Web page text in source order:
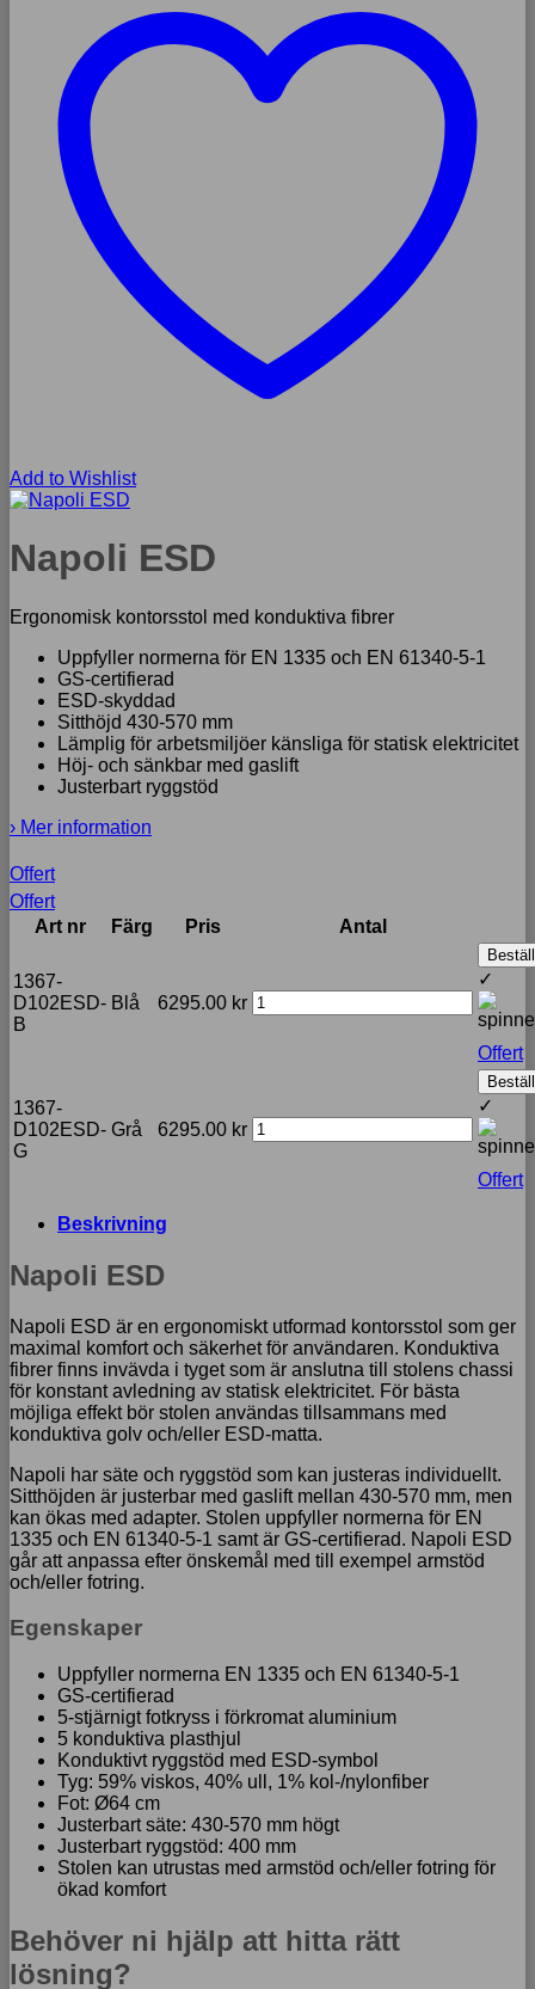
Add to Wishlist
Napoli ESD
Ergonomisk kontorsstol med konduktiva fibrer
Uppfyller normerna för EN 1335 och EN 61340-5-1
GS-certifierad
ESD-skyddad
Sitthöjd 430-570 mm
Lämplig för arbetsmiljöer känsliga för statisk elektricitet
Höj- och sänkbar med gaslift
Justerbart ryggstöd
› Mer information
Offert
Offert
Art nr
Färg Pris Antal
1367-
D102ESD-
B
Blå 6295.00 kr
Beställ
✓
Offert
1367-
D102ESD-
G
Grå 6295.00 kr
Beställ
✓
Offert
Beskrivning
Napoli ESD
Napoli ESD är en ergonomiskt utformad kontorsstol som ger
maximal komfort och säkerhet för användaren. Konduktiva
fibrer finns invävda i tyget som är anslutna till stolens chassi
för konstant avledning av statisk elektricitet. För bästa
möjliga effekt bör stolen användas tillsammans med
konduktiva golv och/eller ESD-matta.
Napoli har säte och ryggstöd som kan justeras individuellt.
Sitthöjden är justerbar med gaslift mellan 430-570 mm, men
kan ökas med adapter. Stolen uppfyller normerna för EN
1335 och EN 61340-5-1 samt är GS-certifierad. Napoli ESD
går att anpassa efter önskemål med till exempel armstöd
och/eller fotring.
Egenskaper
Uppfyller normerna EN 1335 och EN 61340-5-1
GS-certifierad
5-stjärnigt fotkryss i förkromat aluminium
5 konduktiva plasthjul
Konduktivt ryggstöd med ESD-symbol
Tyg: 59% viskos, 40% ull, 1% kol-/nylonfiber
Fot: Ø64 cm
Justerbart säte: 430-570 mm högt
Justerbart ryggstöd: 400 mm
Stolen kan utrustas med armstöd och/eller fotring för
ökad komfort
Behöver ni hjälp att hitta rätt
lösning?